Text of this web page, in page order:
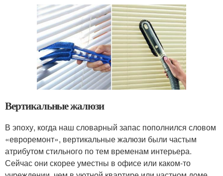
Вертикальные жалюзи
В эпоху, когда наш словарный запас пополнился словом
«евроремонт», вертикальные жалюзи были частым
атрибутом стильного по тем временам интерьера.
Сейчас они скорее уместны в офисе или каком-то